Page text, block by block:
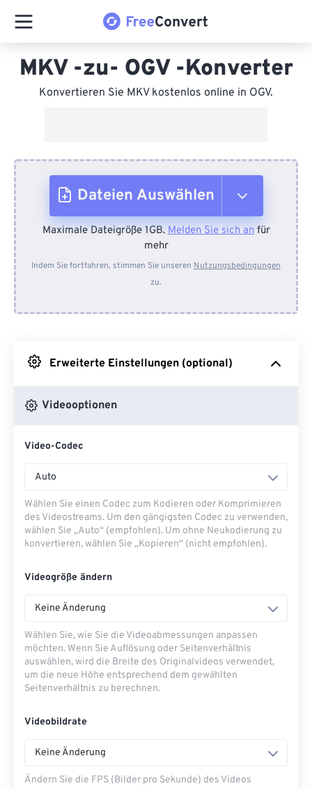
MKV -zu- OGV -Konverter
Konvertieren Sie MKV kostenlos online in OGV.
Dateien Auswählen
Vom Gerät
Von Dropbox
Maximale Dateigröße 1GB.Melden Sie sich anfür
mehr
Indem Sie fortfahren, stimmen Sie unseren Nutzungsbedingungen
zu.
Erweiterte Einstellungen (optional)
Videooptionen
Video-Codec
Auto
Wählen Sie einen Codec zum Kodieren oder Komprimieren
des Videostreams. Um den gängigsten Codec zu verwenden,
wählen Sie „Auto“ (empfohlen). Um ohne Neukodierung zu
konvertieren, wählen Sie „Kopieren“ (nicht empfohlen).
Videogröße ändern
Keine Änderung
Wählen Sie, wie Sie die Videoabmessungen anpassen
möchten. Wenn Sie Auflösung oder Seitenverhältnis
auswählen, wird die Breite des Originalvideos verwendet,
um die neue Höhe entsprechend dem gewählten
Seitenverhältnis zu berechnen.
Videobildrate
Keine Änderung
Ändern Sie die FPS (Bilder pro Sekunde) des Videos